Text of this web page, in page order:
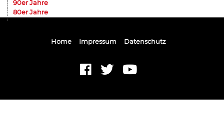
90er Jahre
80er Jahre
Home Impressum Datenschutz